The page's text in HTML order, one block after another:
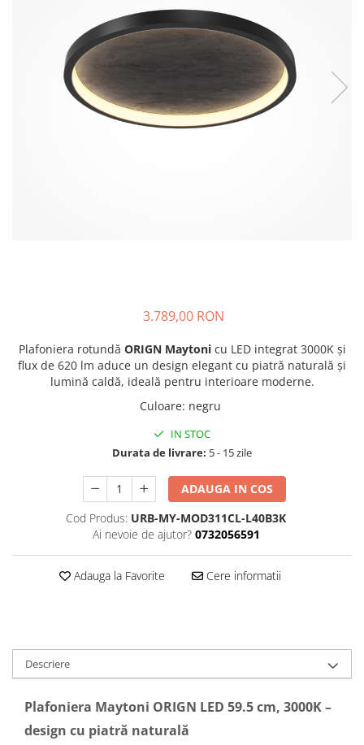
3.789,00 RON
Plafoniera rotundă ORIGN Maytonicu LED integrat 3000K și
flux de 620 lm aduce un design elegant cu piatră naturală și
lumină caldă, ideală pentru interioare moderne.
Culoare: negru
IN STOC
Durata de livrare: 5 - 15 zile
ADAUGA IN COS
Cod Produs: URB-MY-MOD311CL-L40B3K
Ai nevoie de ajutor? 0732056591
Adauga la Favorite Cere informatii
Descriere
Plafoniera Maytoni ORIGN LED 59.5 cm, 3000K –
design cu piatră naturală